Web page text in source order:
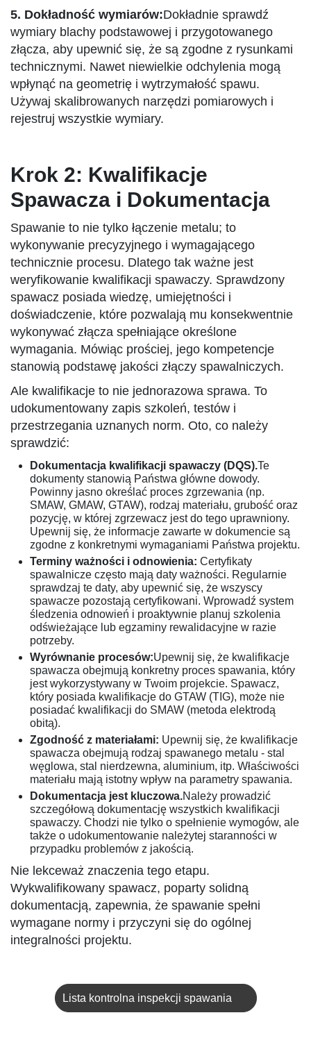
5. Dokładność wymiarów:Dokładnie sprawdź
wymiary blachy podstawowej i przygotowanego
złącza, aby upewnić się, że są zgodne z rysunkami
technicznymi. Nawet niewielkie odchylenia mogą
wpłynąć na geometrię i wytrzymałość spawu.
Używaj skalibrowanych narzędzi pomiarowych i
rejestruj wszystkie wymiary.
Krok 2: Kwalifikacje
Spawacza i Dokumentacja
Spawanie to nie tylko łączenie metalu; to
wykonywanie precyzyjnego i wymagającego
technicznie procesu. Dlatego tak ważne jest
weryfikowanie kwalifikacji spawaczy. Sprawdzony
spawacz posiada wiedzę, umiejętności i
doświadczenie, które pozwalają mu konsekwentnie
wykonywać złącza spełniające określone
wymagania. Mówiąc prościej, jego kompetencje
stanowią podstawę jakości złączy spawalniczych.
Ale kwalifikacje to nie jednorazowa sprawa. To
udokumentowany zapis szkoleń, testów i
przestrzegania uznanych norm. Oto, co należy
sprawdzić:
Dokumentacja kwalifikacji spawaczy (DQS).Te
dokumenty stanowią Państwa główne dowody.
Powinny jasno określać proces zgrzewania (np.
SMAW, GMAW, GTAW), rodzaj materiału, grubość oraz
pozycję, w której zgrzewacz jest do tego uprawniony.
Upewnij się, że informacje zawarte w dokumencie są
zgodne z konkretnymi wymaganiami Państwa projektu.
Terminy ważności i odnowienia: Certyfikaty
spawalnicze często mają daty ważności. Regularnie
sprawdzaj te daty, aby upewnić się, że wszyscy
spawacze pozostają certyfikowani. Wprowadź system
śledzenia odnowień i proaktywnie planuj szkolenia
odświeżające lub egzaminy rewalidacyjne w razie
potrzeby.
Wyrównanie procesów:Upewnij się, że kwalifikacje
spawacza obejmują konkretny proces spawania, który
jest wykorzystywany w Twoim projekcie. Spawacz,
który posiada kwalifikacje do GTAW (TIG), może nie
posiadać kwalifikacji do SMAW (metoda elektrodą
obitą).
Zgodność z materiałami: Upewnij się, że kwalifikacje
spawacza obejmują rodzaj spawanego metalu - stal
węglowa, stal nierdzewna, aluminium, itp. Właściwości
materiału mają istotny wpływ na parametry spawania.
Dokumentacja jest kluczowa.Należy prowadzić
szczegółową dokumentację wszystkich kwalifikacji
spawaczy. Chodzi nie tylko o spełnienie wymogów, ale
także o udokumentowanie należytej staranności w
przypadku problemów z jakością.
Nie lekceważ znaczenia tego etapu.
Wykwalifikowany spawacz, poparty solidną
dokumentacją, zapewnia, że spawanie spełni
wymagane normy i przyczyni się do ogólnej
integralności projektu.
Lista kontrolna inspekcji spawania